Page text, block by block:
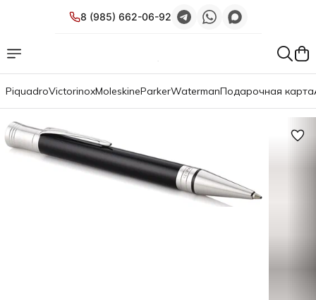
8 (985) 662-06-92
PiquadroVictorinoxMoleskineParkerWatermanПодарочная карта